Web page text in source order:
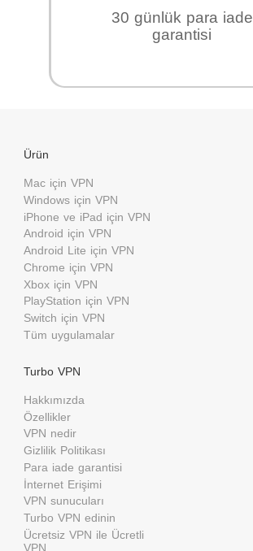
30 günlük para iade
garantisi
Ürün
Mac için VPN
Windows için VPN
iPhone ve iPad için VPN
Android için VPN
Android Lite için VPN
Chrome için VPN
Xbox için VPN
PlayStation için VPN
Switch için VPN
Tüm uygulamalar
Turbo VPN
Hakkımızda
Özellikler
VPN nedir
Gizlilik Politikası
Para iade garantisi
İnternet Erişimi
VPN sunucuları
Turbo VPN edinin
Ücretsiz VPN ile Ücretli
VPN